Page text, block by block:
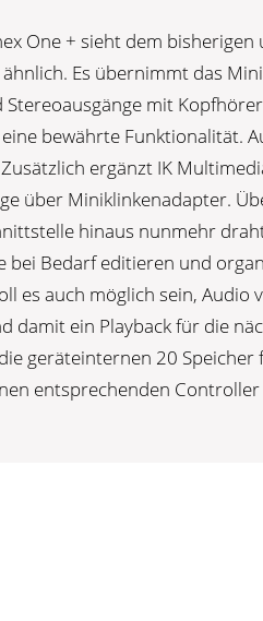
One + sieht dem
Es übernimmt das
Stereoausgänge mit
bewährte Funktionalität.
ergänzt IK
über Miniklinkenadapter.
hinaus nunmehr
bei Bedarf editieren und
es auch möglich sein, Audio
damit ein Playback für die
geräteinternen 20
entsprechenden